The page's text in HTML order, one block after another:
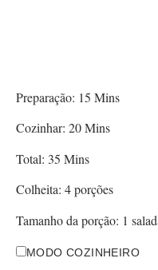
Preparação: 15 Mins
Cozinhar: 20Mins
Total: 35 Mins
Colheita: 4porções
Tamanho da porção: 1
MODO COZINHEIRO